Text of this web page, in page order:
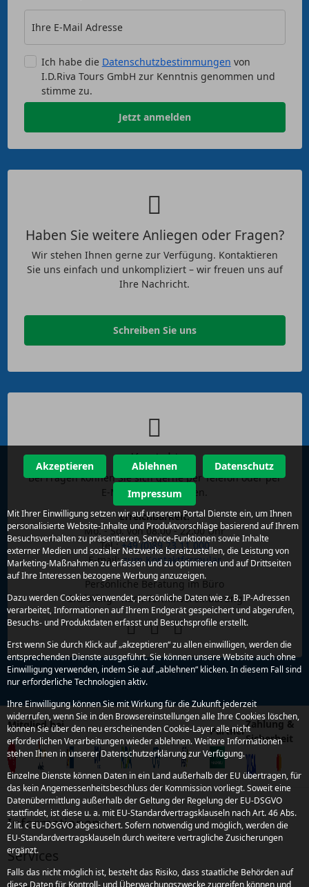
Ihre E-Mail Adresse
Ich habe die Datenschutzbestimmungen von
I.D.Riva Tours GmbH zur Kenntnis genommen und
stimme zu.
Jetzt anmelden
Haben Sie weitere Anliegen oder Fragen?
Wir stehen Ihnen gerne zur Verfügung. Kontaktieren
Sie uns einfach und unkompliziert – wir freuen uns auf
Ihre Nachricht.
Schreiben Sie uns
Kontakt
Bei Fragen können Sie sich gerne per Telefon oder per
E-Mail an uns wenden.
Erreichbarkeit:
Mo. - So. von 08.00 - 22.00 Uhr
Tel.:+49 (0)89 23 11 000
E-mail:zum Kontaktformular
Persönliche Beratung im Büro
Gräfelfing - nach Terminvereinbarung
Mitglied bei Partner
Zahlung &
Sicherheit
Informationen
Services
Akzeptieren Ablehnen Datenschutz
Impressum
Mit Ihrer Einwilligung setzen wir auf unserem Portal Dienste ein, um Ihnen
personalisierte Website-Inhalte und Produktvorschläge basierend auf Ihrem
Besuchsverhalten zu präsentieren, Service-Funktionen sowie Inhalte
externer Medien und sozialer Netzwerke bereitzustellen, die Leistung von
Marketing-Maßnahmen zu erfassen und zu optimieren und auf Drittseiten
auf Ihre Interessen bezogene Werbung anzuzeigen.
Dazu werden Cookies verwendet, persönliche Daten wie z. B. IP-Adressen
verarbeitet, Informationen auf Ihrem Endgerät gespeichert und abgerufen,
Besuchs- und Produktdaten erfasst und Besuchsprofile erstellt.
Erst wenn Sie durch Klick auf „akzeptieren“ zu allen einwilligen, werden die
entsprechenden Dienste ausgeführt. Sie können unsere Website auch ohne
Einwilligung verwenden, indem Sie auf „ablehnen“ klicken. In diesem Fall sind
nur erforderliche Technologien aktiv.
Ihre Einwilligung können Sie mit Wirkung für die Zukunft jederzeit
widerrufen, wenn Sie in den Browsereinstellungen alle Ihre Cookies löschen,
können Sie über den neu erscheinenden Cookie-Layer alle nicht
erforderlichen Verarbeitungen wieder ablehnen. Weitere Informationen
stehen Ihnen in unserer Datenschutzerklärung zur Verfügung.
Einzelne Dienste können Daten in ein Land außerhalb der EU übertragen, für
das kein Angemessenheitsbeschluss der Kommission vorliegt. Soweit eine
Datenübermittlung außerhalb der Geltung der Regelung der EU-DSGVO
stattfindet, ist diese u. a. mit EU-Standardvertragsklauseln nach Art. 46 Abs.
2 lit. c EU-DSGVO abgesichert. Sofern notwendig und möglich, werden die
EU-Standardvertragsklauseln durch weitere vertragliche Zusicherungen
ergänzt.
Falls das nicht möglich ist, besteht das Risiko, dass staatliche Behörden auf
diese Daten für Kontroll- und Überwachungszwecke zugreifen können und